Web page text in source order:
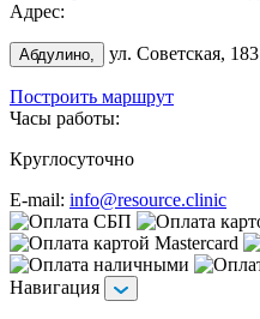
Адрес:
Абдулино, ул. Советская, 183
Построить маршрут
Часы работы:
Круглосуточно
E-mail: info@resource.clinic
Навигация